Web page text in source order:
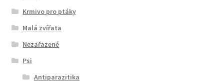
Krmivo pro ptáky
Malá zvířata
Nezařazené
Psi
Antiparazitika